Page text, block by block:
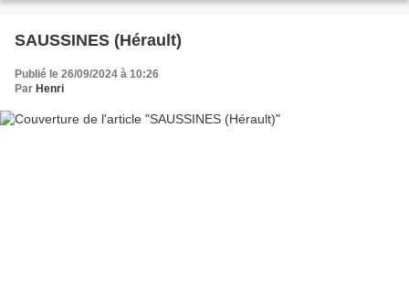
SAUSSINES (Hérault)
Publié le 26/09/2024 à 10:26
Par Henri